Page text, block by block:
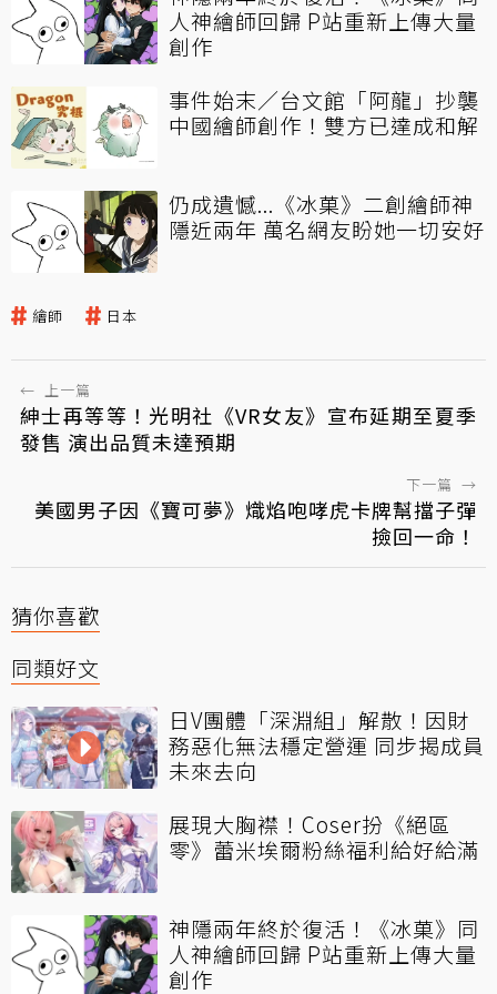
人神繪師回歸 P站重新上傳大量
創作
事件始末／台文館「阿龍」抄襲
中國繪師創作！雙方已達成和解
仍成遺憾...《冰菓》二創繪師神
隱近兩年 萬名網友盼她一切安好
繪師 日本
← 上一篇
紳士再等等！光明社《VR女友》宣布延期至夏季
發售 演出品質未達預期
下一篇 →
美國男子因《寶可夢》熾焰咆哮虎卡牌幫擋子彈
撿回一命！
猜你喜歡
同類好文
日V團體「深淵組」解散！因財
務惡化無法穩定營運 同步揭成員
未來去向
展現大胸襟！Coser扮《絕區
零》蕾米埃爾粉絲福利給好給滿
神隱兩年終於復活！《冰菓》同
人神繪師回歸 P站重新上傳大量
創作